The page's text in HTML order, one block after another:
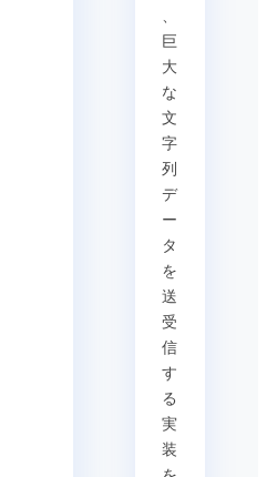
、
巨
大
な
文
字
列
デ
ー
タ
を
送
受
信
す
る
実
装